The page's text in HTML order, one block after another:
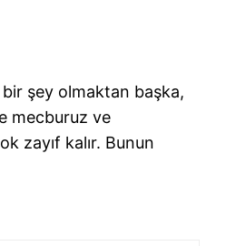
şey olmaktan başka,
mecburuz ve
zayıf kalır. Bunun